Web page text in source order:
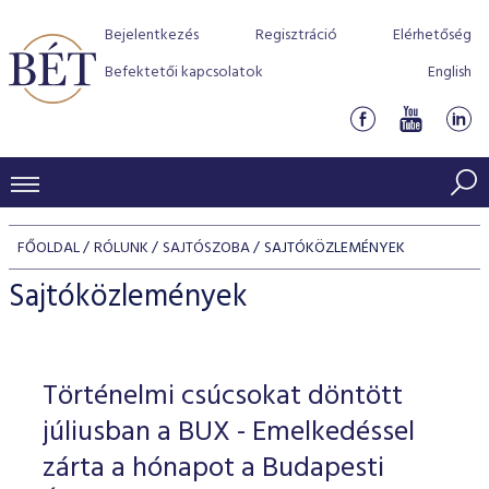
Bejelentkezés Regisztráció
Elérhetőség
Befektetői kapcsolatok
English
KERESKEDÉSI ADATOK
INDEXEK
Jelzáloglevél indexek
Vállalati kötvény indexek
Azonnali Piac
Részvények
Származékos piac
BEFEKTETŐK
Részvény szekció
Hitelpapír szekció
BÉT szabályzatok
Befektetővédelem
Alkalmazott díjstruktúra
Elszámolás
Részvény és vállalati kötvény tőzsdei bevezetését
program
BÉT Xtend - Részvénypiac egyszerűen
TŐZSDETAGOK
Tőzsdetagok, üzletkötők
VENDOROK
FŐOLDAL RÓLUNK SAJTÓSZOBA SAJTÓKÖZLEMÉNYEK
Sajtóközlemények
Történelmi csúcsokat döntött
júliusban a BUX - Emelkedéssel
zárta a hónapot a Budapesti